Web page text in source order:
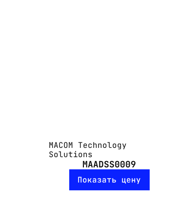
MACOM Technology
Solutions
MAADSS0009
Показать цену